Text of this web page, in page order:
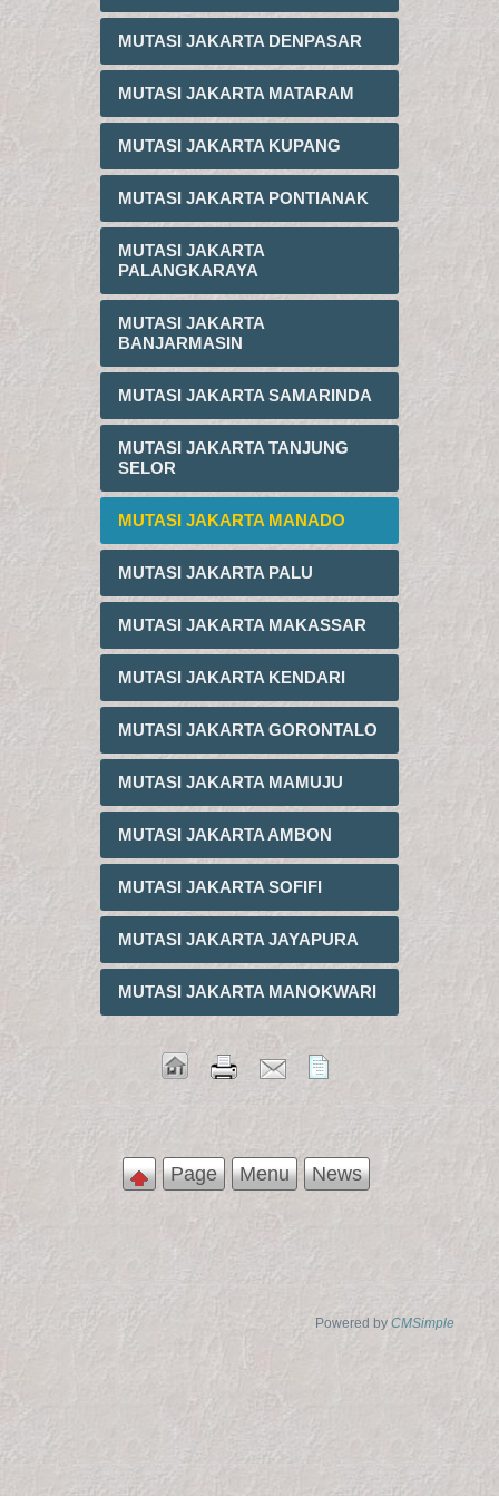
MUTASI JAKARTA DENPASAR
MUTASI JAKARTA MATARAM
MUTASI JAKARTA KUPANG
MUTASI JAKARTA PONTIANAK
MUTASI JAKARTA
PALANGKARAYA
MUTASI JAKARTA
BANJARMASIN
MUTASI JAKARTA SAMARINDA
MUTASI JAKARTA TANJUNG
SELOR
MUTASI JAKARTA MANADO
MUTASI JAKARTA PALU
MUTASI JAKARTA MAKASSAR
MUTASI JAKARTA KENDARI
MUTASI JAKARTA GORONTALO
MUTASI JAKARTA MAMUJU
MUTASI JAKARTA AMBON
MUTASI JAKARTA SOFIFI
MUTASI JAKARTA JAYAPURA
MUTASI JAKARTA MANOKWARI
Page Menu News
Powered by CMSimple